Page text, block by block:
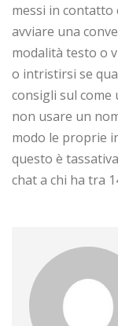
messi in contatto
avviare una
modalità testo o
o intristirsi se
consigli sul come
non usare un
modo le proprie
questo è
chat a chi ha tra